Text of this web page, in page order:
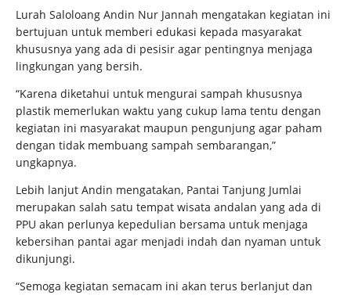
Lurah Saloloang Andin Nur Jannah mengatakan kegiatan ini
bertujuan untuk memberi edukasi kepada masyarakat
khususnya yang ada di pesisir agar pentingnya menjaga
lingkungan yang bersih.
“Karena diketahui untuk mengurai sampah khususnya
plastik memerlukan waktu yang cukup lama tentu dengan
kegiatan ini masyarakat maupun pengunjung agar paham
dengan tidak membuang sampah sembarangan,”
ungkapnya.
Lebih lanjut Andin mengatakan, Pantai Tanjung Jumlai
merupakan salah satu tempat wisata andalan yang ada di
PPU akan perlunya kepedulian bersama untuk menjaga
kebersihan pantai agar menjadi indah dan nyaman untuk
dikunjungi.
“Semoga kegiatan semacam ini akan terus berlanjut dan